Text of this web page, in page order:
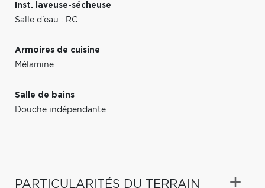
Inst. laveuse-sécheuse
Salle d'eau : RC
Armoires de cuisine
Mélamine
Salle de bains
Douche indépendante
PARTICULARITÉS DU TERRAIN